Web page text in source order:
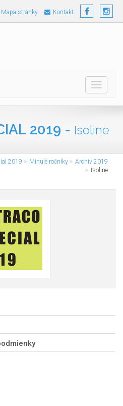
Mapa stránky Kontakt
Toggle
2019 - Isoline
2019 Minulé ročníky
Archív 2019
Isoline